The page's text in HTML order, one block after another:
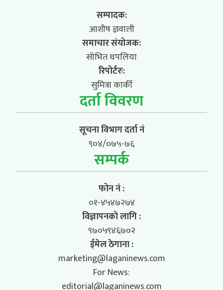
सम्पादक:
आशीष ज्ञवाली
समाचार संयोजक:
सोभित थपलिया
रिपोर्टरः:
सुमित्रा कार्की
दर्ता विवरण
सूचना विभाग दर्ता नं
९०४/०७५-७६
सम्पर्क
फोन नं :
०१-४५४७२७४
विज्ञापनको लागि :
९७०५९४६७०२
ईमेल ठेगाना :
marketing@laganinews.com
For News:
editorial@laganinews.com